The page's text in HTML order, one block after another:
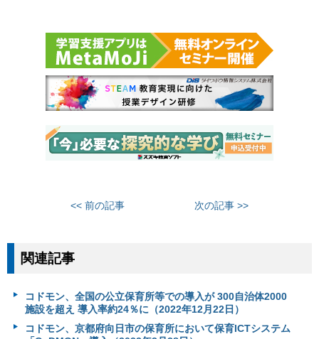
<< 前の記事 次の記事 >>
関連記事
コドモン、全国の公立保育所等での導入が 300自治体2000
施設を超え 導入率約24％に（2022年12月22日）
コドモン、京都府向日市の保育所において保育ICTシステム